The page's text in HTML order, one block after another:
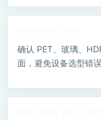
确认 PET、玻璃、
面，避免设备选型错误